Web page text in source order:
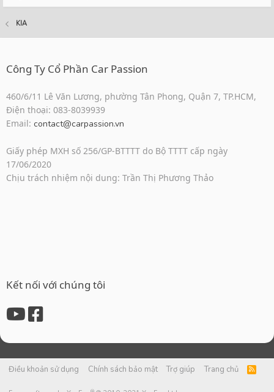
KIA
Công Ty Cổ Phần Car Passion
460/6/11 Lê Văn Lương, phường Tân Phong, Quận 7, TP.HCM,
Điện thoại: 083-8039939
Email: contact@carpassion.vn
Giấy phép MXH số 256/GP-BTTTT do Bộ TTTT cấp ngày
17/06/2020
Chịu trách nhiệm nội dung: Trần Thị Phương Thảo
Kết nối với chúng tôi
Điều khoản sử dụng Chính sách bảo mật Trợ giúp Trang chủ
R
S